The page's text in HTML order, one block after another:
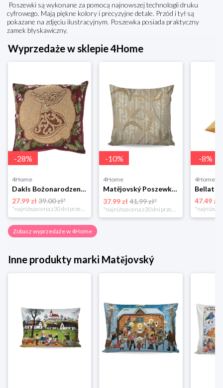
Poszewki są wykonane za pomocą najnowszej technologii druku
cyfrowego. Mają piękne kolory i precyzyjne detale. Przód i tył są
pokazane na zdjęciu ilustracyjnym. Poszewka posiada praktyczny
zamek błyskawiczny.
Wyprzedaże w sklepie 4Home
-28%
4Home
Dakls Bożonarodzeniowa poszewka na poduszkę Angel red, 40 x 40 cm 4-Home
27.99 zł39.00 zł*
*najniższa cena z 30 dni przed obniżką
-10%
4Home
Matějovský Poszewka na poduszkę Solei, 40 x 40 cm
37.99 zł 41.99 zł*
*najniższa cena z 30 dni przed obniżką
-8%
4Home
47.49 zł
Zobacz wyprzedaże w 4Home
Inne produkty marki Matějovský